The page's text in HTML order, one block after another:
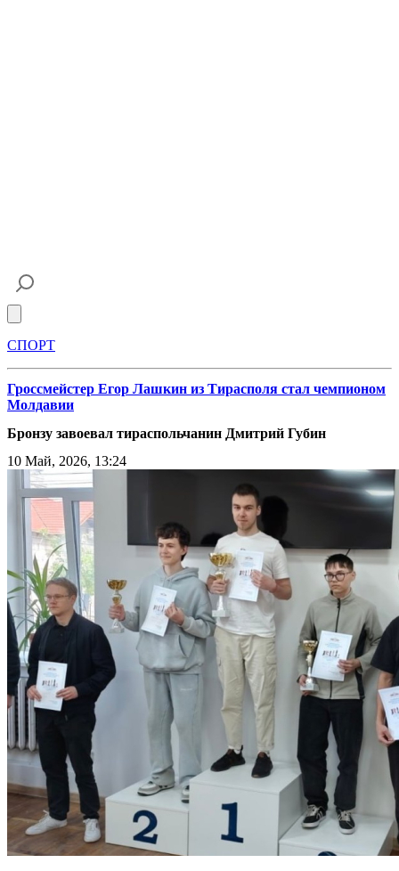
СПОРТ
Гроссмейстер Егор Лашкин из Тирасполя стал чемпионом
Молдавии
Бронзу завоевал тираспольчанин Дмитрий Губин
10 Май, 2026, 13:24